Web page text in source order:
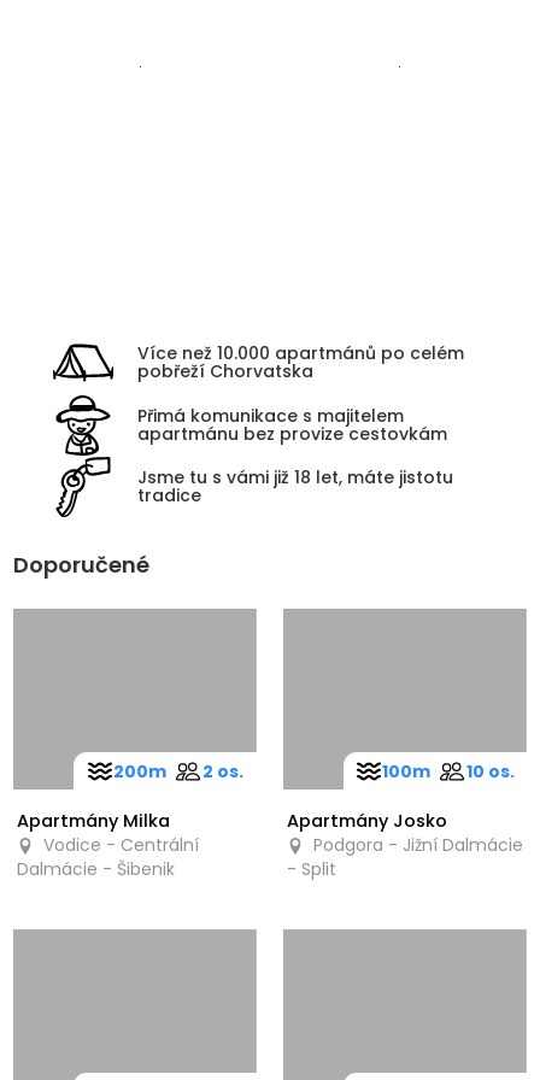
Více než 10.000 apartmánů po celém
pobřeží Chorvatska
Přimá komunikace s majitelem
apartmánu bez provize cestovkám
Jsme tu s vámi již 18 let, máte jistotu
tradice
Doporučené
Apartmány Milka
Vodice - Centrální
Dalmácie - Šibenik
200m 2 os.
Apartmány Josko
Podgora - Jižní Dalmácie
- Split
100m 10 os.